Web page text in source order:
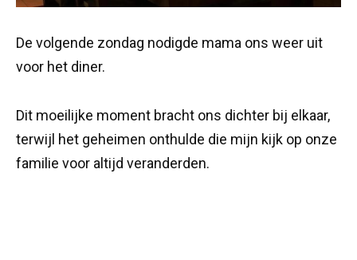
De volgende zondag nodigde mama ons weer uit
voor het diner.
Dit moeilijke moment bracht ons dichter bij elkaar,
terwijl het geheimen onthulde die mijn kijk op onze
familie voor altijd veranderden.